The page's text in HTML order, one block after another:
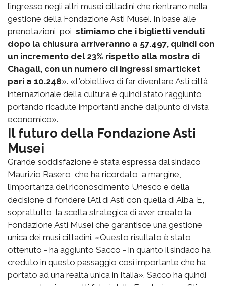
l’ingresso negli altri musei cittadini che rientrano nella
gestione della Fondazione Asti Musei. In base alle
prenotazioni, poi, stimiamo che i biglietti venduti
dopo la chiusura arriveranno a 57.497, quindi con
un incremento del 23% rispetto alla mostra di
Chagall, con un numero di ingressi smarticket
pari a 10.248». «L’obiettivo di far diventare Asti città
internazionale della cultura è quindi stato raggiunto,
portando ricadute importanti anche dal punto di vista
economico».
Il futuro della Fondazione Asti
Musei
Grande soddisfazione è stata espressa dal sindaco
Maurizio Rasero, che ha ricordato, a margine,
l’importanza del riconoscimento Unesco e della
decisione di fondere l’Atl di Asti con quella di Alba. E,
soprattutto, la scelta strategica di aver creato la
Fondazione Asti Musei che garantisce una gestione
unica dei musi cittadini. «Questo risultato è stato
ottenuto - ha aggiunto Sacco - in quanto il sindaco ha
creduto in questo passaggio così importante che ha
portato ad una realtà unica in Italia». Sacco ha quindi